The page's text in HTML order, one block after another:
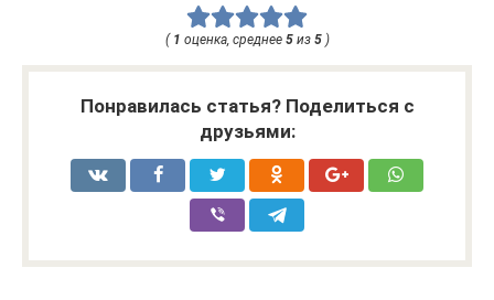
( 1 оценка, среднее 5из 5)
Понравилась статья? Поделиться с
друзьями: